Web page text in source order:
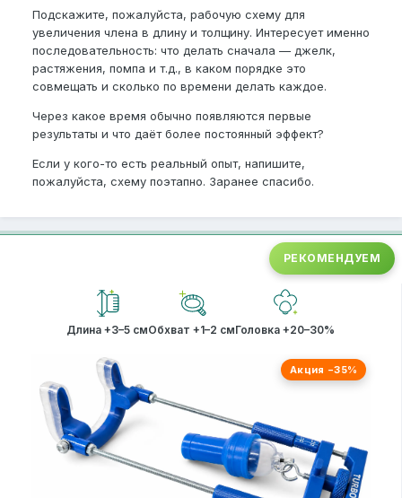
Подскажите, пожалуйста, рабочую схему для
увеличения члена в длину и толщину. Интересует именно
последовательность: что делать сначала — джелк,
растяжения, помпа и т.д., в каком порядке это
совмещать и сколько по времени делать каждое.
Через какое время обычно появляются первые
результаты и что даёт более постоянный эффект?
Если у кого-то есть реальный опыт, напишите,
пожалуйста, схему поэтапно. Заранее спасибо.
РЕКОМЕНДУЕМ
Длина +3–5 смОбхват +1–2 смГоловка +20–30%
Акция −35%